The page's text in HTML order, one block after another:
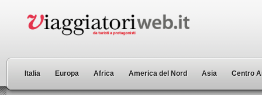
Italia Europa Africa America del Nord Asia Centro